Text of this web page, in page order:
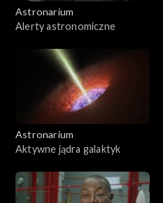
Astronarium
Alerty astronomiczne
Astronarium
Aktywne jądra galaktyk